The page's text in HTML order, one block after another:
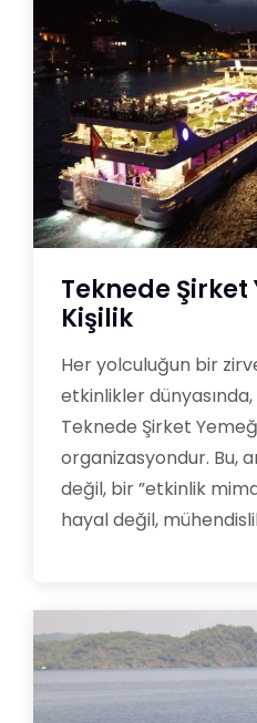
Teknede Şirket
Kişilik
Her yolculuğun bir
etkinlikler dünyasında,
Teknede Şirket
organizasyondur. Bu,
değil, bir ”etkinlik
hayal değil,